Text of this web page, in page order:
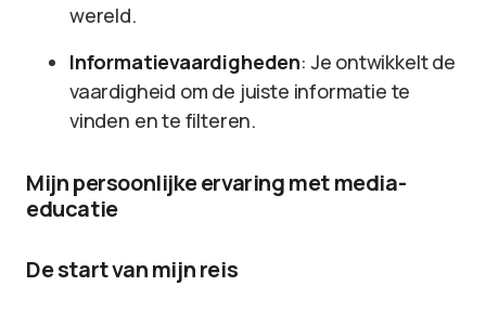
wereld.
Informatievaardigheden: Je ontwikkelt de
vaardigheid om de juiste informatie te
vinden en te filteren.
Mijn persoonlijke ervaring met media-
educatie
De start van mijn reis